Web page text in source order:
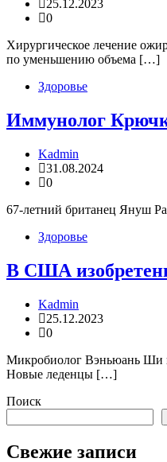
25.12.2023
0
Хирургическое лечение
по уменьшению объема […]
Здоровье
Иммунолог
Kadmin
31.08.2024
0
67-летний британец Януш
Здоровье
В США
Kadmin
25.12.2023
0
Микробиолог Вэньюань Ши
Новые леденцы […]
Поиск
Свежие записи